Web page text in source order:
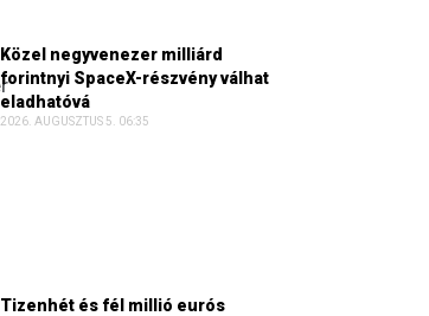
Közel negyvenezer milliárd
forintnyi SpaceX-részvény válhat
eladhatóvá
2026. AUGUSZTUS 5. 06:35
Tizenhét és fél millió eurós